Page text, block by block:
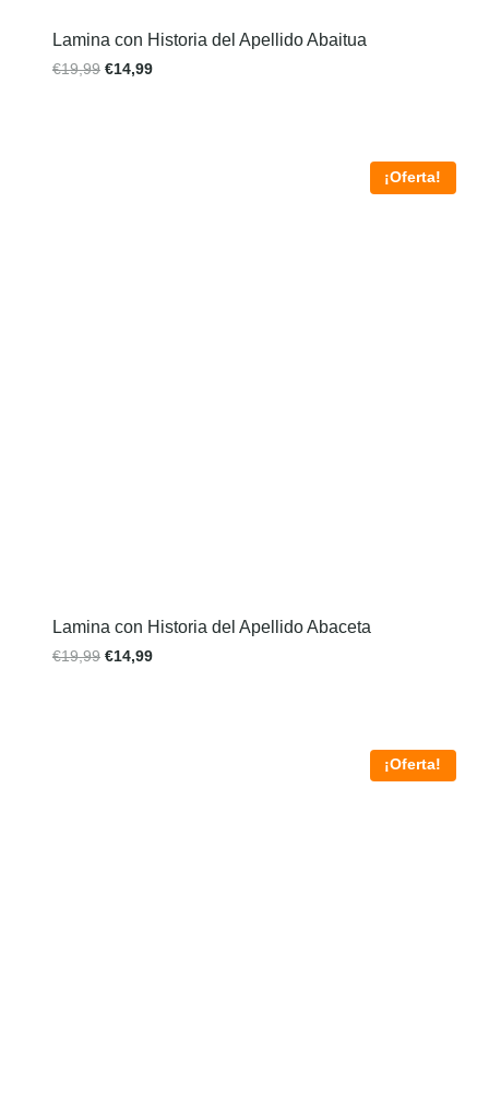
Lamina con Historia del Apellido Abaitua
€19,99 €14,99
¡Oferta!
Lamina con Historia del Apellido Abaceta
€19,99 €14,99
¡Oferta!